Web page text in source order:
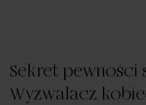
Sekret pewności
Wyzwalacz
Platformy oraz
pośrednictwa;